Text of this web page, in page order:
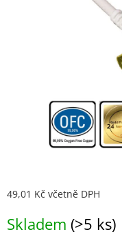
49,01 Kč včetně DPH
cena:
Skladem (>5 ks)